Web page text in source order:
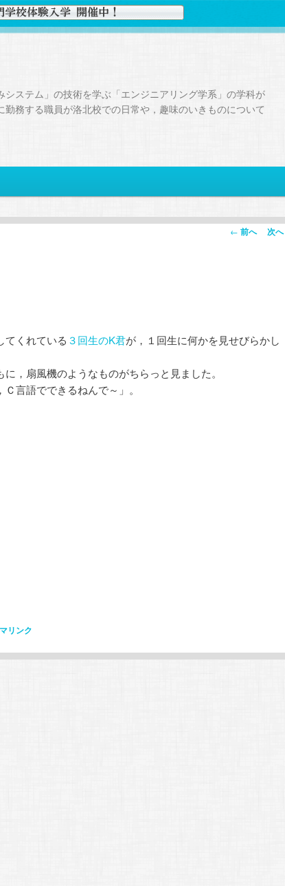
システム」の技術を学ぶ「エンジニアリング学系」の学科が
務する職員が洛北校での日常や，趣味のいきものについて
投
ョ
← 前へ 次へ
てくれている ３回生のK君が，１回生に何かを見せびらかし
，扇風機のようなものがちらっと見ました。
言語でできるねんで～」。
リンク